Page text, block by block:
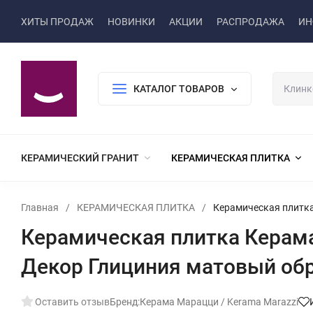
ХИТЫ ПРОДАЖ НОВИНКИ АКЦИИ РАСПРОДАЖА
КАТАЛОГ ТОВАРОВ
КЕРАМИЧЕСКИЙ ГРАНИТ КЕРАМИЧЕСКАЯ ПЛИТКА
Главная / КЕРАМИЧЕСКАЯ ПЛИТКА / Керамическая
Керамическая плитка
Декор Глициния матовый
Оставить отзывБренд:Керама Марацци / Kerama Marazzi